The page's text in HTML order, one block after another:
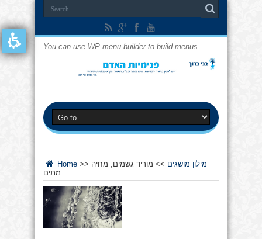
You can use WP menu builder to build menus
Home >> מילון מושגים >> מוריד גשמים, מחיה
מתים